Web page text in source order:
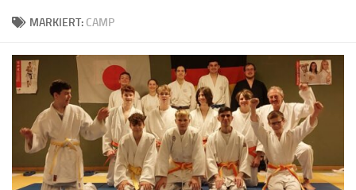
MARKIERT: CAMP